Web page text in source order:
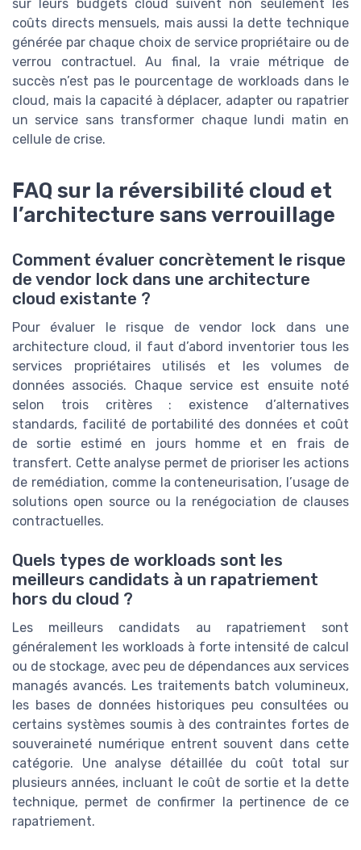
sur leurs budgets cloud suivent non seulement les
coûts directs mensuels, mais aussi la dette technique
générée par chaque choix de service propriétaire ou de
verrou contractuel. Au final, la vraie métrique de
succès n’est pas le pourcentage de workloads dans le
cloud, mais la capacité à déplacer, adapter ou rapatrier
un service sans transformer chaque lundi matin en
cellule de crise.
FAQ sur la réversibilité cloud et
l’architecture sans verrouillage
Comment évaluer concrètement le risque
de vendor lock dans une architecture
cloud existante ?
Pour évaluer le risque de vendor lock dans une
architecture cloud, il faut d’abord inventorier tous les
services propriétaires utilisés et les volumes de
données associés. Chaque service est ensuite noté
selon trois critères : existence d’alternatives
standards, facilité de portabilité des données et coût
de sortie estimé en jours homme et en frais de
transfert. Cette analyse permet de prioriser les actions
de remédiation, comme la conteneurisation, l’usage de
solutions open source ou la renégociation de clauses
contractuelles.
Quels types de workloads sont les
meilleurs candidats à un rapatriement
hors du cloud ?
Les meilleurs candidats au rapatriement sont
généralement les workloads à forte intensité de calcul
ou de stockage, avec peu de dépendances aux services
managés avancés. Les traitements batch volumineux,
les bases de données historiques peu consultées ou
certains systèmes soumis à des contraintes fortes de
souveraineté numérique entrent souvent dans cette
catégorie. Une analyse détaillée du coût total sur
plusieurs années, incluant le coût de sortie et la dette
technique, permet de confirmer la pertinence de ce
rapatriement.